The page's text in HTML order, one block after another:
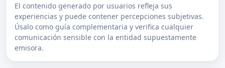
El contenido generado por usuarios refleja sus
experiencias y puede contener percepciones subjetivas.
Úsalo como guía complementaria y verifica cualquier
comunicación sensible con la entidad supuestamente
emisora.